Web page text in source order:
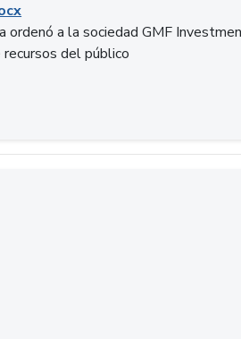
ordenó a la sociedad GMF
del público